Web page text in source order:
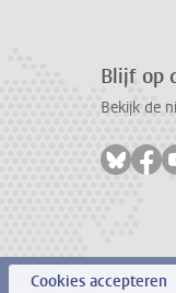
Blijf op
Bekijk de
Volg
Cookies accepteren